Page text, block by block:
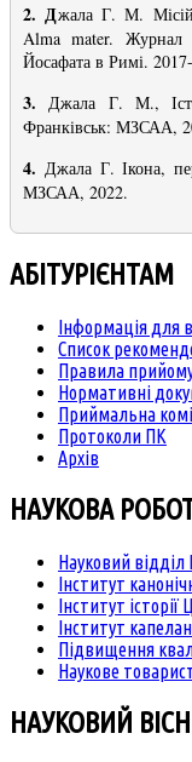
2. Джала Г. М.
Alma mater. Журнал
Йосафата в Римі.
3.Джала Г. М.,
Франківськ: МЗСАА,
4. Джала Г. Ікона,
МЗСАА, 2022.
АБІТУРІЄНТАМ
Інформація для
Список
Правила
Нормативні
Приймальна
Протоколи ПК
Архів
НАУКОВА
Науковий відділ
Інститут
Інститут історії
Інститут
Підвищення
Наукове
НАУКОВИЙ